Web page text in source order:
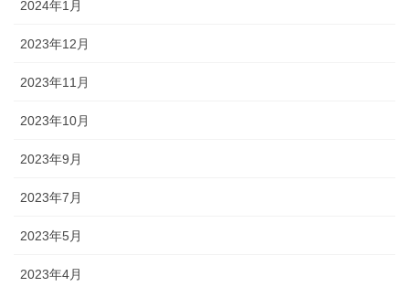
2024年1月
2023年12月
2023年11月
2023年10月
2023年9月
2023年7月
2023年5月
2023年4月